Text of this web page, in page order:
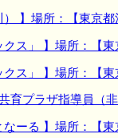
】場所：【東京
ス」 】場所：【
」 】場所：【
プラザ指導員（非
る 】場所：【東